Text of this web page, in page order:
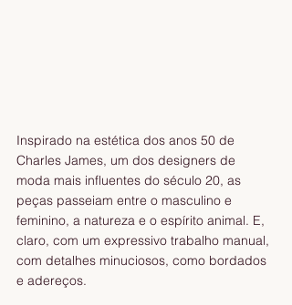
Inspirado na estética dos anos 50 de
Charles James, um dos designers de
moda mais influentes do século 20, as
peças passeiam entre o masculino e
feminino, a natureza e o espírito animal. E,
claro, com um expressivo trabalho manual,
com detalhes minuciosos, como bordados
e adereços.